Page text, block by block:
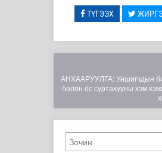
ТҮГЭЭХ
АНХААРУУЛГА: Уншигчдын
болон ёс суртахууны хэм